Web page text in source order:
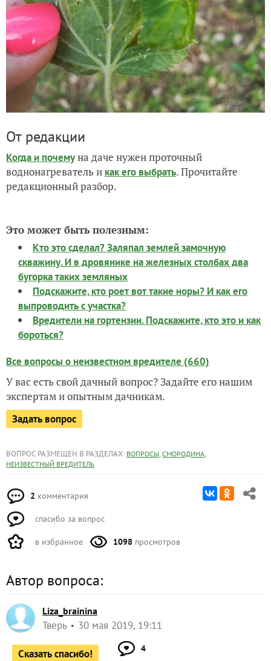
От редакции
Когда и почемуна даче нужен проточный
воднонагреватель и как его выбрать. Прочитайте
редакционный разбор.
Это может быть полезным:
Кто это сделал? Заляпал землей замочную
скважину. И в дровянике на железных столбах два
бугорка таких земляных
Подскажите, кто роет вот такие норы? И как его
выпроводить с участка?
Вредители на гортензии. Подскажите, кто это и как
бороться?
Все вопросы о неизвестном вредителе (660)
У вас есть свой дачный вопрос? Задайте его нашим
экспертам и опытным дачникам.
Задать вопрос
ВОПРОС РАЗМЕЩЕН В РАЗДЕЛАХ: ВОПРОСЫ, СМОРОДИНА,
НЕИЗВЕСТНЫЙ ВРЕДИТЕЛЬ
2 комментария
спасибо за вопрос
в избранное 1098 просмотров
Автор вопроса:
Liza_brainina
Тверь 30 мая 2019, 19:11
Сказать спасибо! 4